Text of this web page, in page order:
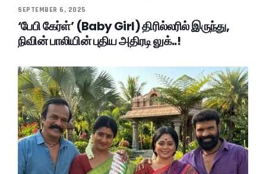
SEPTEMBER 6, 2025
‘பேபி கேர்ள்’ (Baby Girl) திரில்லரில் இருந்து,
நிவின் பாலியின் புதிய அதிரடி லுக்..!